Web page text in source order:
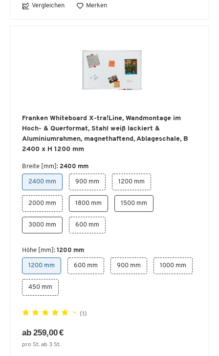
Vergleichen Merken
Franken Whiteboard X-tra!Line, Wandmontage im
Hoch- & Querformat, Stahl weiß lackiert &
Aluminiumrahmen, magnethaftend, Ablageschale, B
2400 x H 1200 mm
Breite [mm]: 2400 mm
2400 mm 900 mm 1200 mm
2000 mm 1800 mm 1500 mm
3000 mm 600 mm
Höhe [mm]: 1200 mm
1200 mm 600 mm 900 mm 1000 mm
450 mm
(1)
ab 259,00 €
pro St. ab 3 St.